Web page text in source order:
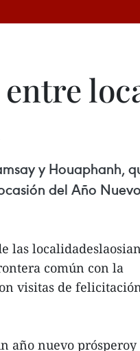
y Houaphanh,
del Año
las
común con la
visitas de
año nuevo